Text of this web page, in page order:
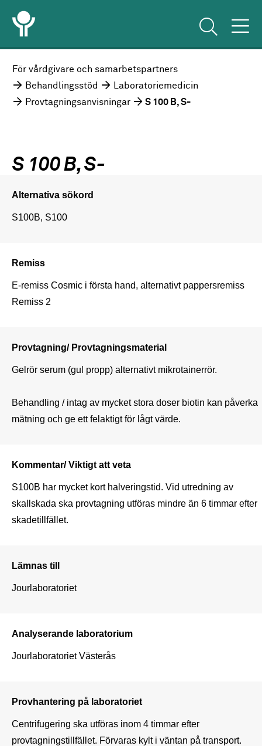
För vårdgivare och samarbetspartners
Behandlingsstöd
Laboratoriemedicin
Provtagningsanvisningar
S 100 B, S-
S 100 B, S-
Alternativa sökord
S100B, S100
Remiss
E-remiss Cosmic i första hand, alternativt pappersremiss
Remiss 2
Provtagning/ Provtagningsmaterial
Gelrör serum (gul propp) alternativt mikrotainerrör.
Behandling / intag av mycket stora doser biotin kan påverka
mätning och ge ett felaktigt för lågt värde.
Kommentar/ Viktigt att veta
S100B har mycket kort halveringstid. Vid utredning av
skallskada ska provtagning utföras mindre än 6 timmar efter
skadetillfället.
Lämnas till
Jourlaboratoriet
Analyserande laboratorium
Jourlaboratoriet Västerås
Provhantering på laboratoriet
Centrifugering ska utföras inom 4 timmar efter
provtagningstillfället. Förvaras kylt i väntan på transport.